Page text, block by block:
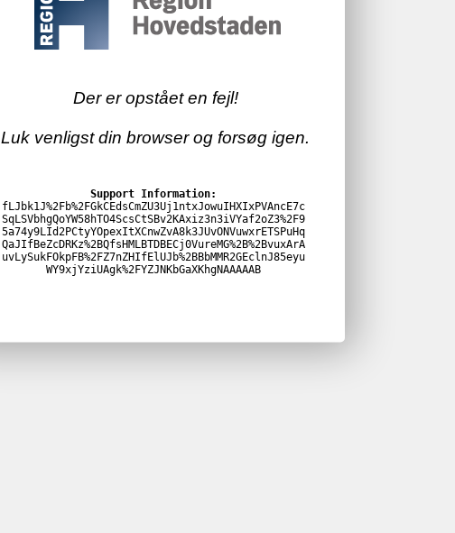
Der er opstået en fejl!
Luk venligst din browser og forsøg igen.
Support Information:
fLJbk1J%2Fb%2FGkCEdsCmZU3Uj1ntxJowuIHXIxPVAncE7c
SqLSVbhgQoYW58hTO4ScsCtSBv2KAxiz3n3iVYaf2oZ3%2F9
5a74y9LId2PCtyYOpexItXCnwZvA8k3JUvONVuwxrETSPuHq
QaJIfBeZcDRKz%2BQfsHMLBTDBECj0VureMG%2B%2BvuxArA
uvLySukFOkpFB%2FZ7nZHIfElUJb%2BBbMMR2GEclnJ85eyu
WY9xjYziUAgk%2FYZJNKbGaXKhgNAAAAAB